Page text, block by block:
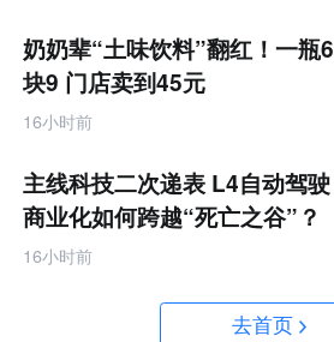
奶奶辈“土味饮料”翻红！一瓶6
块9 门店卖到45元
16小时前
主线科技二次递表 L4自动驾驶
商业化如何跨越“死亡之谷”？
16小时前
去首页